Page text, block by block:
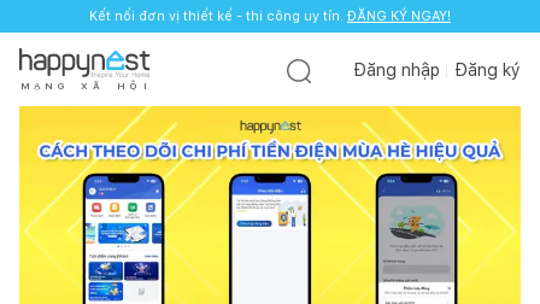
Kết nối đơn vị thiết kế - thi công uy tín. ĐĂNG KÝ NGAY!
M Ạ N G X Ã H Ộ I
Đăng nhập Đăng ký